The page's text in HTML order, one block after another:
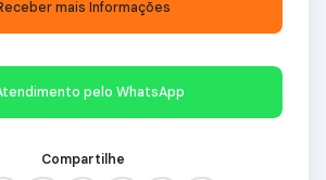
pelo WhatsApp
Compartilhe